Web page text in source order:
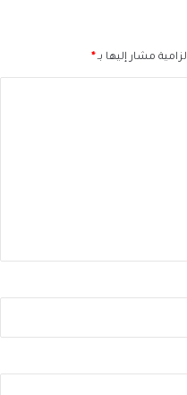
مشار إليها بـ *